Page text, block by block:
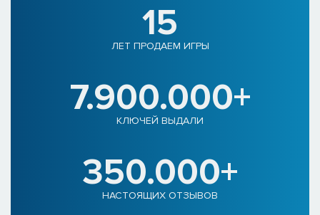
15
ЛЕТ ПРОДАЕМ ИГРЫ
7.900.000+
КЛЮЧЕЙ ВЫДАЛИ
350.000+
НАСТОЯЩИХ ОТЗЫВОВ